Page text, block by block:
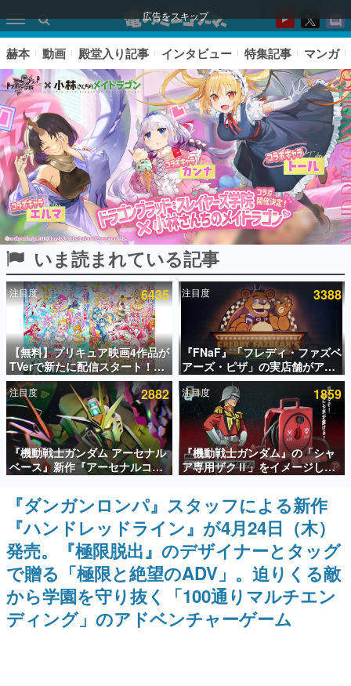
広告をスキップ
ピックアップ
電ファミのいま読まれている記事ランキング
アプリセール情報
インタビュー
連載・特集一覧
殿堂入り記事
SNS拡散数が数千以上！ ページビュー数万以上！ などな
ど。多くの人々に読まれた、電ファミ渾身の“殿堂入り”記
事をまとめました。
ゲームの企画書
名作ゲームクリエイターの方々に製作時のエピソードをお
聞きし、ヒットする企画（ゲーム）とは何か？を探ってい
きます。
赫本
この物語を解いてはいけない。『赫本』は、〈試験問題〉
の形をした短編ホラー小説集です。
新世代に訊く
赫本 動画 殿堂入り記事 インタビュー 特集記事 マンガ
いま読まれている記事
注目度 6435
【無料】プリキュア映画4作品が
TVerで新たに配信スタート！な
んと2018年～2024年の映画ほぼ
すべてが見放題に、ぶっちゃけ
ありえないラインナップ
注目度 3388
『FNaF』「フレディ・ファズベ
アーズ・ピザ」の実店舗がアメ
リカの商業施設「American
Dream」に2027年オープン！
ScottGamesとの共同開発、食
事だけでなくステージショーや
没入型のホラー体験も楽しめる
注目度 2882
『機動戦士ガンダム アーセナル
ベース』新作『アーセナルコマ
ンダー』発表！8月28日からオ
ープンベータテスト開催、2027
年2月下旬に稼働予定
注目度 1859
『機動戦士ガンダム』の「シャ
ア専用ザクⅡ」をイメージした
散水ホースリールが予約開始。
本体にはシャアのパーソナルマ
ークやジオン公国軍のエンブレ
ム、型式番号などを配置
『ダンガンロンパ』スタッフによる新作
『ハンドレッドライン』が4月24日（木）
発売。『極限脱出』のデザイナーとタッグ
で贈る「極限と絶望のADV」。迫りくる敵
から学園を守り抜く「100通りマルチエン
ディング」のアドベンチャーゲーム